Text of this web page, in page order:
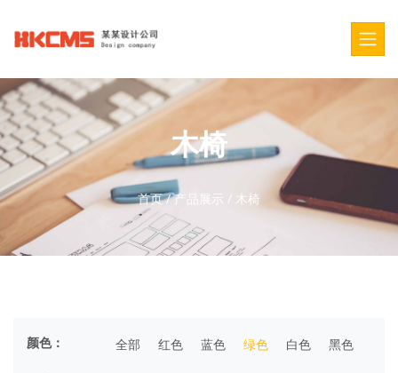
木椅
首页/产品展示 / 木椅
颜色： 全部 红色 蓝色 绿色 白色 黑色